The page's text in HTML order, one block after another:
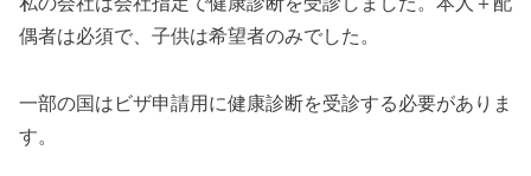
偶者は必須で、子供は希望者のみでした。
一部の国はビザ申請用に健康診断を受診する必要がありま
す。